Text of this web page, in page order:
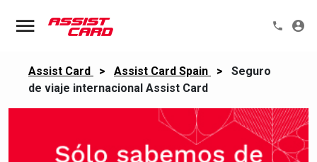
Assist Card > Assist Card Spain >
Seguro
de viaje internacional Assist Card